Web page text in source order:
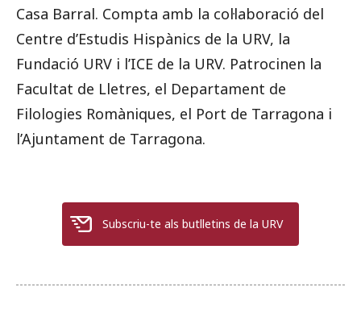
Casa Barral. Compta amb la col·laboració del
Centre d’Estudis Hispànics de la URV, la
Fundació URV i l’ICE de la URV. Patrocinen la
Facultat de Lletres, el Departament de
Filologies Romàniques, el Port de Tarragona i
l’Ajuntament de Tarragona.
Subscriu-te als butlletins de la URV